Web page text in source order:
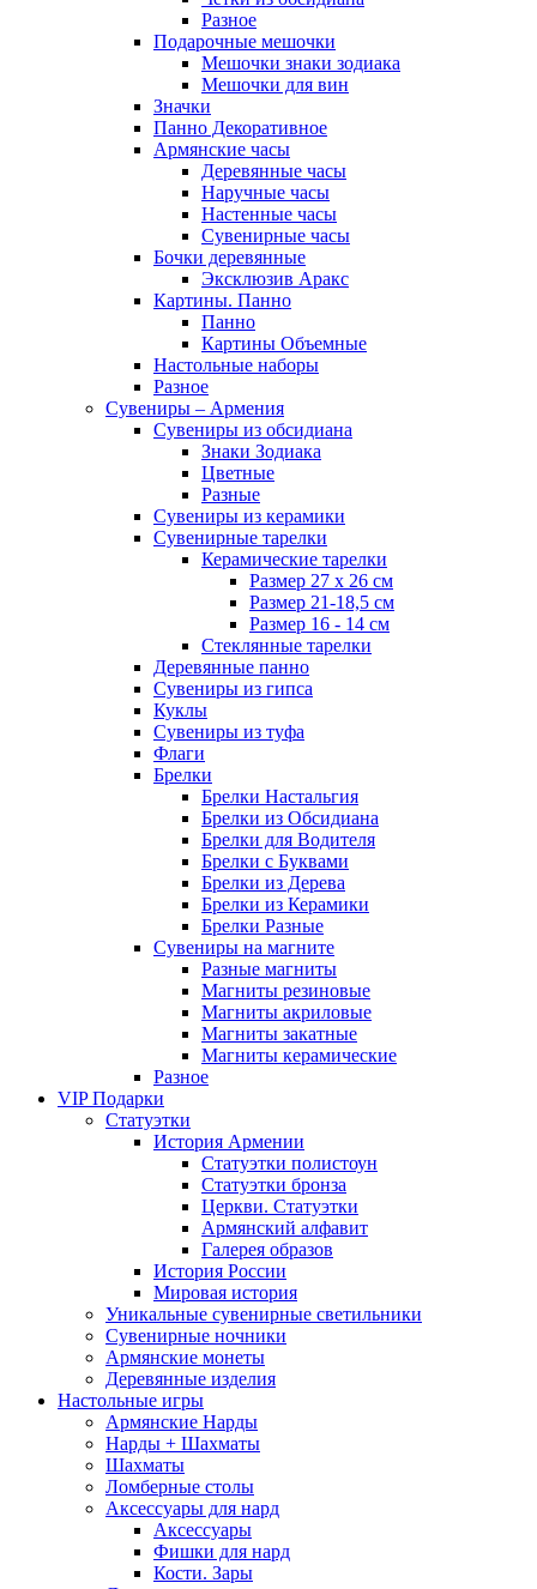
Разное
Подарочные мешочки
Мешочки знаки зодиака
Мешочки для вин
Значки
Панно Декоративное
Армянские часы
Деревянные часы
Наручные часы
Настенные часы
Сувенирные часы
Бочки деревянные
Эксклюзив Аракс
Картины. Панно
Панно
Картины Объемные
Настольные наборы
Разное
Сувениры – Армения
Сувениры из обсидиана
Знаки Зодиака
Цветные
Разные
Сувениры из керамики
Сувенирные тарелки
Керамические тарелки
Размер 27 х 26 см
Размер 21-18,5 см
Размер 16 - 14 см
Стеклянные тарелки
Деревянные панно
Сувениры из гипса
Куклы
Сувениры из туфа
Флаги
Брелки
Брелки Настальгия
Брелки из Обсидиана
Брелки для Водителя
Брелки с Буквами
Брелки из Дерева
Брелки из Керамики
Брелки Разные
Сувениры на магните
Разные магниты
Магниты резиновые
Магниты акриловые
Магниты закатные
Магниты керамические
Разное
VIP Подарки
Статуэтки
История Армении
Статуэтки полистоун
Статуэтки бронза
Церкви. Статуэтки
Армянский алфавит
Галерея образов
История России
Мировая история
Уникальные сувенирные светильники
Сувенирные ночники
Армянские монеты
Деревянные изделия
Настольные игры
Армянские Нарды
Нарды + Шахматы
Шахматы
Ломберные столы
Аксессуары для нард
Аксессуары
Фишки для нард
Кости. Зары